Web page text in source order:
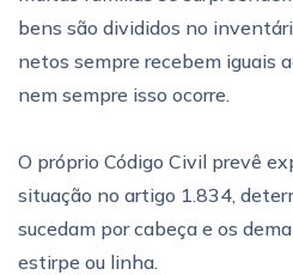
bens são divididos no
netos sempre recebem iguais
nem sempre isso ocorre.
O próprio Código Civil prevê
situação no artigo 1.834,
sucedam por cabeça e os
estirpe ou linha.